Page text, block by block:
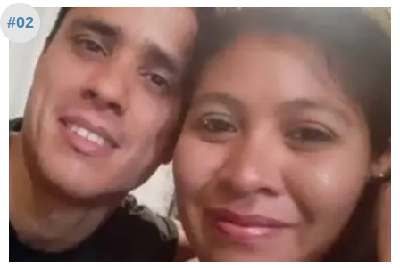
#02